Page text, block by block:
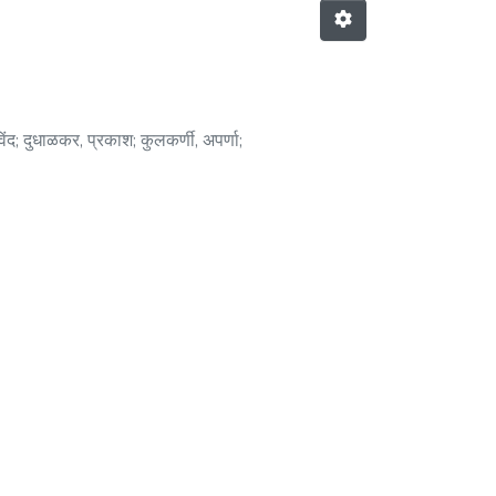
; दुधाळकर, प्रकाश; कुलकर्णी, अपर्णा;